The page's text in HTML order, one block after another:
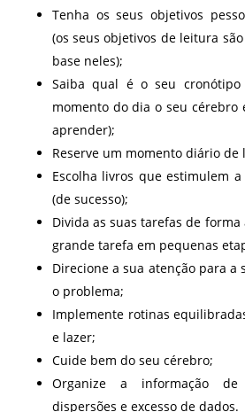
Tenha os seus objetivos
(os seus objetivos de leitura
base neles);
Saiba qual é o seu
momento do dia o seu cérebro
aprender);
Reserve um momento diário de
Escolha livros que estimulem
(de sucesso);
Divida as suas tarefas de
grande tarefa em pequenas
Direcione a sua atenção para a
o problema;
Implemente rotinas
e lazer;
Cuide bem do seu cérebro;
Organize a informação
dispersões e excesso de dados.